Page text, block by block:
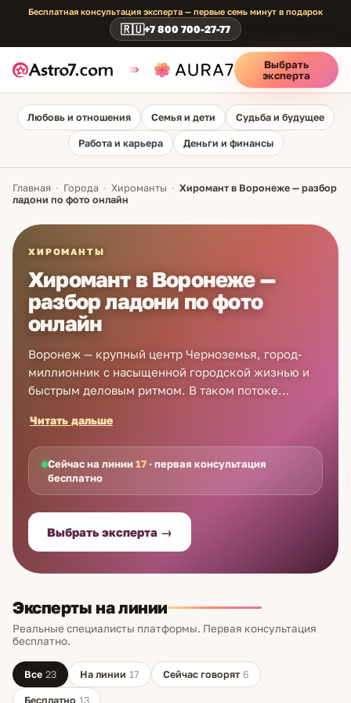
Бесплатная консультация эксперта — первые семь минут в подарок
🇷🇺+7 800 700-27-77
Выбрать
эксперта
Любовь и отношения Семья и дети Судьба и будущее
Работа и карьера Деньги и финансы
Главная · Города · Хироманты · Хиромант в Воронеже — разбор
ладони по фото онлайн
ХИРОМАНТЫ
Хиромант в Воронеже —
разбор ладони по фото
онлайн
Воронеж — крупный центр Черноземья, город-
миллионник с насыщенной городской жизнью и
быстрым деловым ритмом. В таком потоке
посмотреть на себя со стороны. Запрос
«хиромант в Воронеже» обычно про это: не про
гадание на судьбу, а про чтение ладони.
Хиромантия анализирует линии, холмы и форму
кисти как карту характера, темперамента и
природных склонностей человека. Эксперты
Astro7 консультируют жителей Воронежа
дистанционно, по фото, видео или телефону.
Читать дальше
Сейчас на линии17 · первая консультация
бесплатно
Выбрать эксперта →
Эксперты на линии
Реальные специалисты платформы. Первая консультация
бесплатно.
Все 23 На линии 17 Сейчас говорят 6
Бесплатно 13